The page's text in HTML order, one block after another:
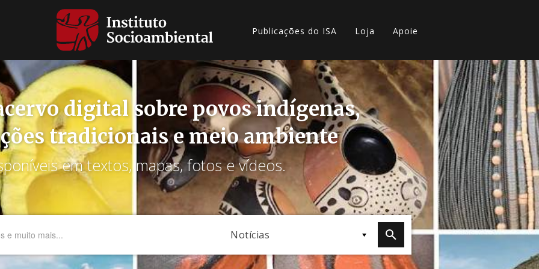
Publicações do ISA Loja Apoie
digital sobre povos indígenas,
tradicionais e meio ambiente
em textos, mapas, fotos e vídeos.
Notícias